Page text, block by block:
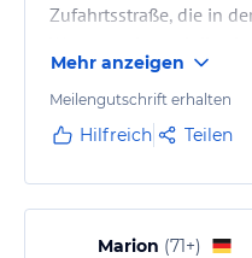
Zufahrtsstraße, die in
Hotel zu erreichen.
für eine Übernachtung
Mehr anzeigen
Meilengutschrift erhalten
Hilfreich Teilen
Marion (71+)